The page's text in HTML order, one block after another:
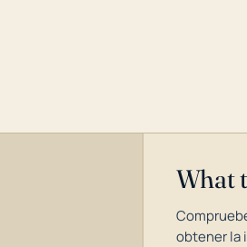
What
obtener la